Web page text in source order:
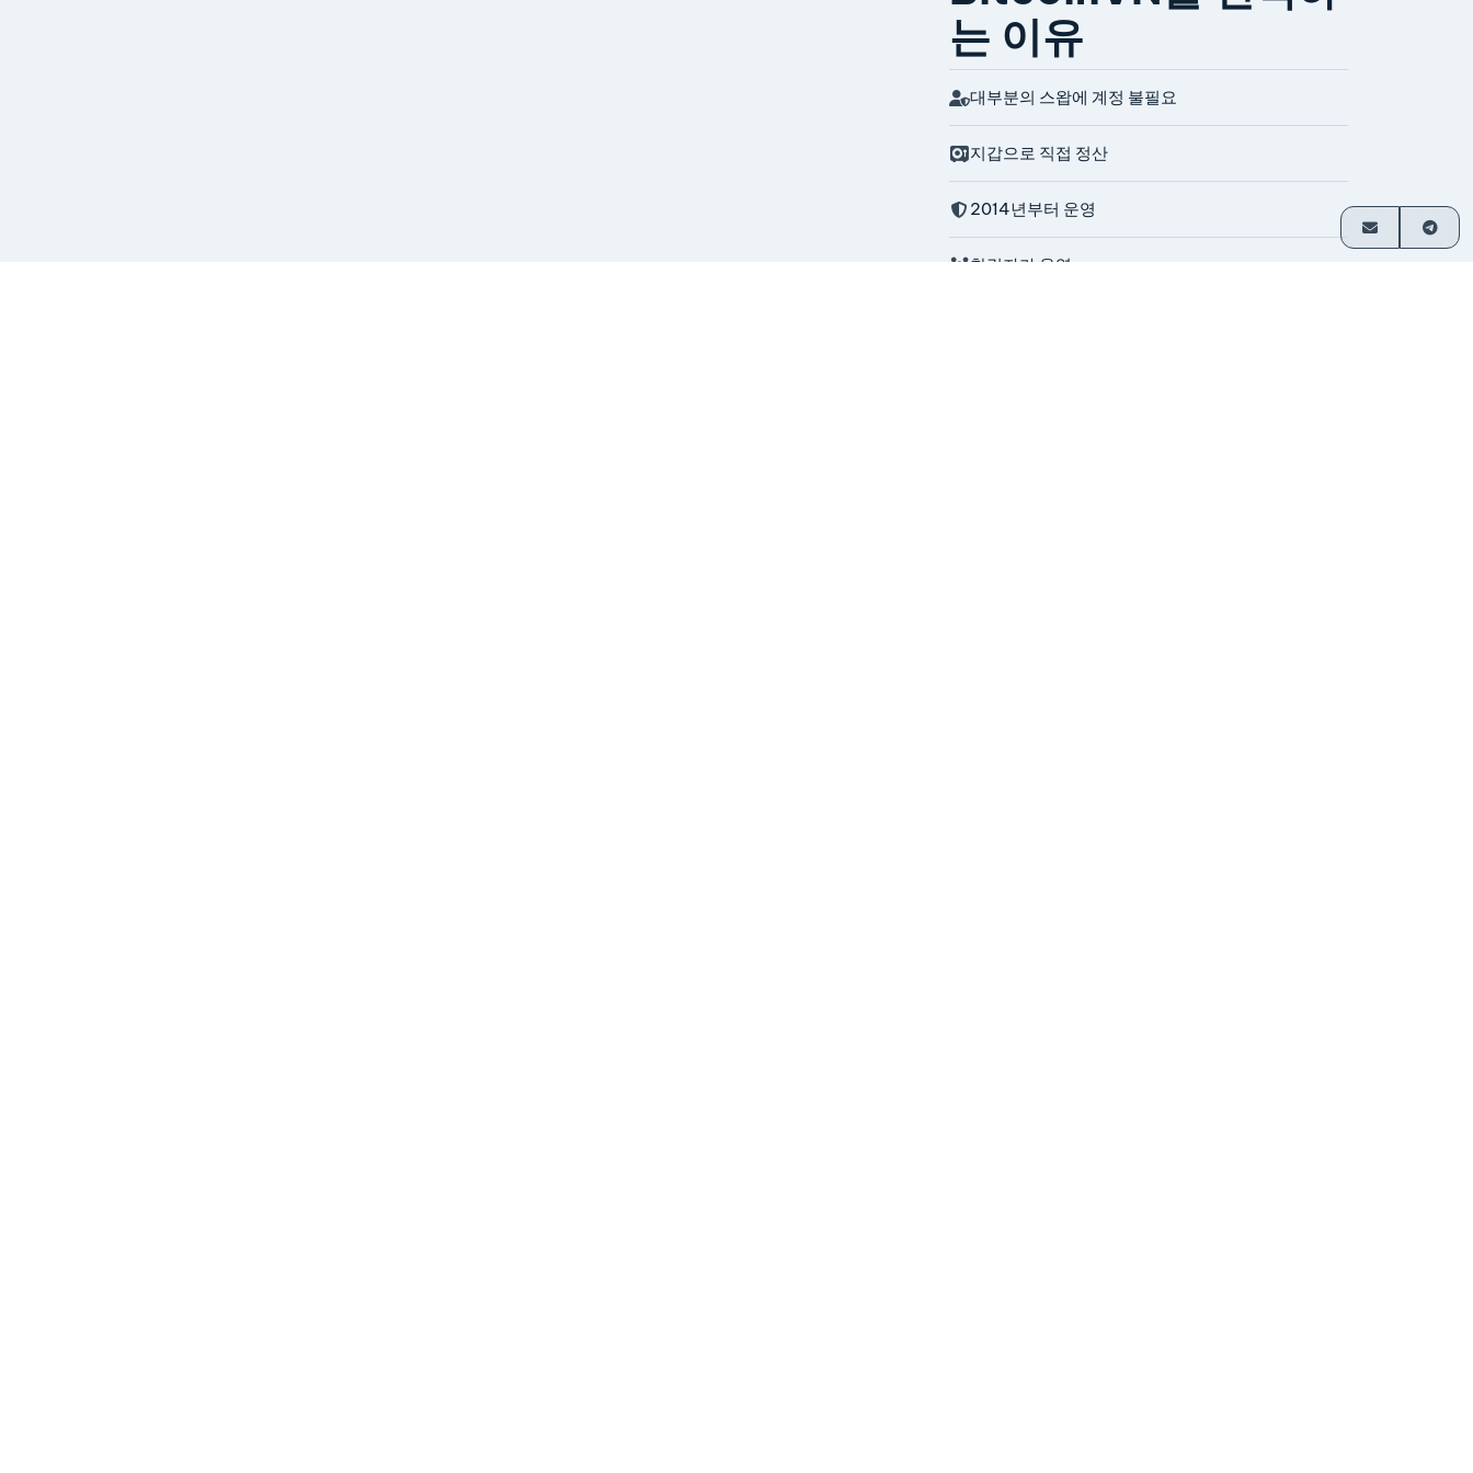
는 이유
대부분의 스왑에 계정 불필요
지갑으로 직접 정산
2014년부터 운영
창립자가 운영